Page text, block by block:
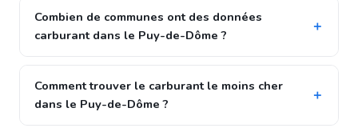
Combien de communes ont des données
carburant dans le Puy-de-Dôme ?
Comment trouver le carburant le moins cher
dans le Puy-de-Dôme ?